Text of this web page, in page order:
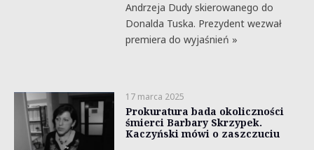
Andrzeja Dudy skierowanego do
Donalda Tuska. Prezydent wezwał
premiera do wyjaśnień »
17 marca 2025
Prokuratura bada okoliczności
śmierci Barbary Skrzypek.
Kaczyński mówi o zaszczuciu